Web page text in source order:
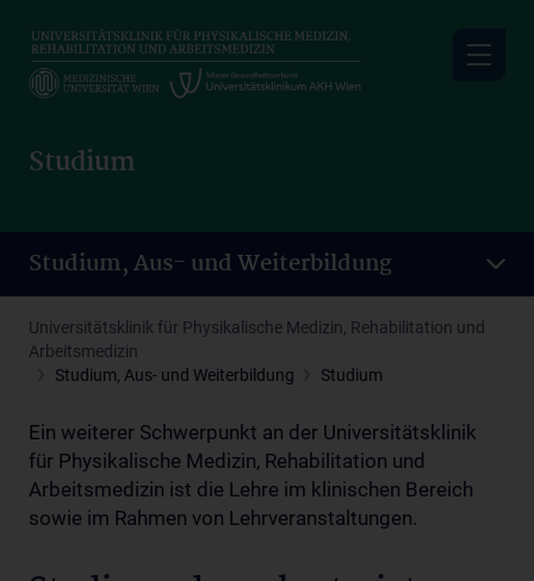
main
content
Studium
Studium, Aus- und Weiterbildung
Universitätsklinik für Physikalische Medizin, Rehabilitation und
Arbeitsmedizin
Studium, Aus- und Weiterbildung
Studium
Ein weiterer Schwerpunkt an der Universitätsklinik
für Physikalische Medizin, Rehabilitation und
Arbeitsmedizin ist die Lehre im klinischen Bereich
sowie im Rahmen von Lehrveranstaltungen.